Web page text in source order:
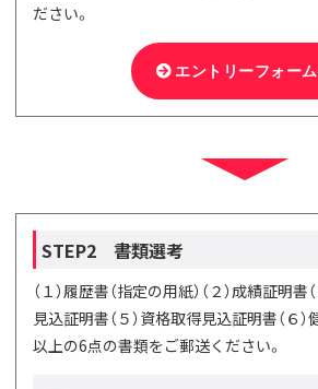
ださい。
エントリーフォー
STEP2 書類選考
（１）履歴書（指定の用紙）（２）成績証明書
見込証明書（５）資格取得見込証明書（６
以上の6点の書類をご郵送ください。